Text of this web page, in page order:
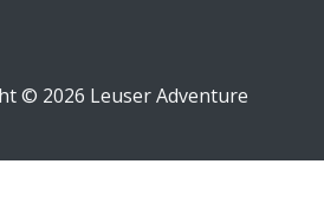
© 2026 Leuser Adventure